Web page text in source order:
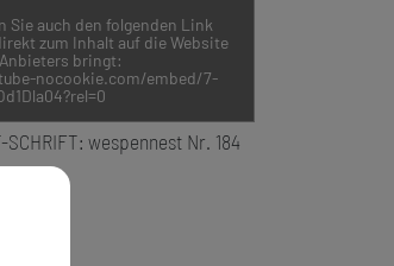
Sie auch den folgenden Link
zum Inhalt auf die Website
bringt:
nocookie.com/embed/7-
SCHRIFT: wespennest Nr. 184